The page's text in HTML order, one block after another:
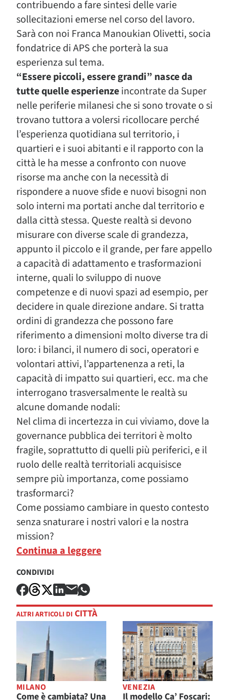
contribuendo a fare sintesi delle varie
sollecitazioni emerse nel corso del lavoro.
Sarà con noi Franca Manoukian Olivetti, socia
fondatrice di APS che porterà la sua
esperienza sul tema.
“Essere piccoli, essere grandi” nasce da
tutte quelle esperienzeincontrate da Super
nelle periferie milanesi che si sono trovate o si
trovano tuttora a volersi ricollocare perché
l’esperienza quotidiana sul territorio, i
quartieri e i suoi abitanti e il rapporto con la
città le ha messe a confronto con nuove
risorse ma anche con la necessità di
rispondere a nuove sfide e nuovi bisogni non
solo interni ma portati anche dal territorio e
dalla città stessa. Queste realtà si devono
misurare con diverse scale di grandezza,
appunto il piccolo e il grande, per fare appello
a capacità di adattamento e trasformazioni
interne, quali lo sviluppo di nuove
competenze e di nuovi spazi ad esempio, per
decidere in quale direzione andare. Si tratta
ordini di grandezza che possono fare
riferimento a dimensioni molto diverse tra di
loro: i bilanci, il numero di soci, operatori e
volontari attivi, l’appartenenza a reti, la
capacità di impatto sui quartieri, ecc. ma che
interrogano trasversalmente le realtà su
alcune domande nodali:
Nel clima di incertezza in cui viviamo, dove la
governance pubblica dei territori è molto
fragile, soprattutto di quelli più periferici, e il
ruolo delle realtà territoriali acquisisce
sempre più importanza, come possiamo
trasformarci?
Come possiamo cambiare in questo contesto
senza snaturare i nostri valori e la nostra
mission?
Continua a leggere
CONDIVIDI
ALTRI ARTICOLI DI CITTÀ
MILANO
Come è cambiata? Una
VENEZIA
Il modello Ca’ Foscari: